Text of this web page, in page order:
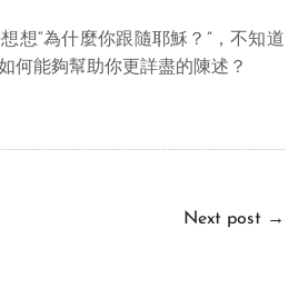
想“為什麼你跟隨耶穌？”，不知道
何能夠幫助你更詳盡的陳述？
Next post →